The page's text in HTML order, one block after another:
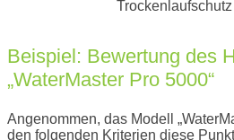
Trockenlaufschutz
Beispiel: Bewertung des
„WaterMaster Pro 5000“
Angenommen, das Modell
den folgenden Kriterien diese